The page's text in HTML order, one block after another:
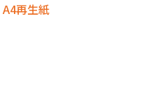
A4再生紙